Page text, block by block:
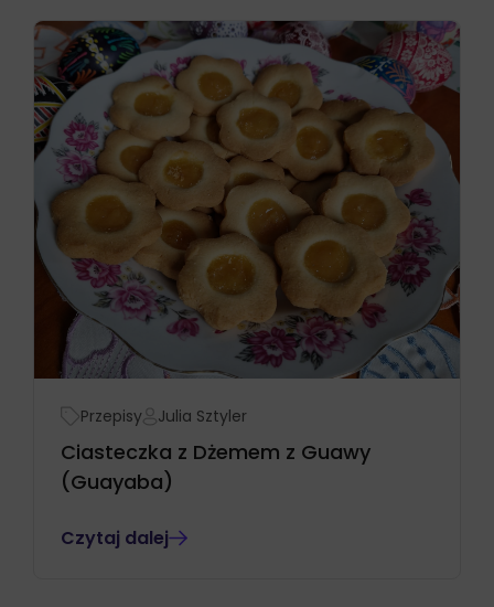
Przepisy Julia Sztyler
Ciasteczka z Dżemem z Guawy
(Guayaba)
Czytaj dalej